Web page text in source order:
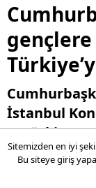
İstanbul
4. Türkiye
konuşmada
yaptı.
Sitemizden en iyi
Bu siteye giriş